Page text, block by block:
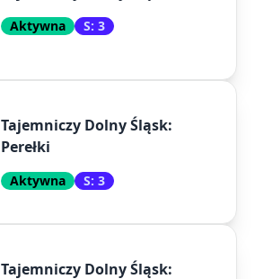
Aktywna S: 3
Tajemniczy Dolny Śląsk:
Perełki
Aktywna S: 3
Tajemniczy Dolny Śląsk: